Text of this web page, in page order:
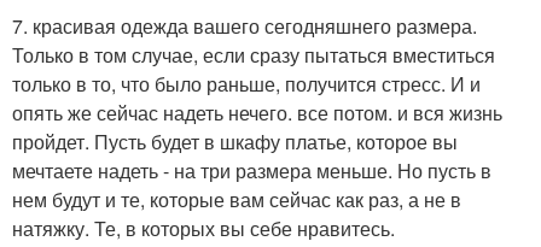
7. красивая одежда вашего сегодняшнего размера.
Только в том случае, если сразу пытаться вместиться
только в то, что было раньше, получится стресс. И и
опять же сейчас надеть нечего. все потом. и вся жизнь
пройдет. Пусть будет в шкафу платье, которое вы
мечтаете надеть - на три размера меньше. Но пусть в
нем будут и те, которые вам сейчас как раз, а не в
натяжку. Те, в которых вы себе нравитесь.